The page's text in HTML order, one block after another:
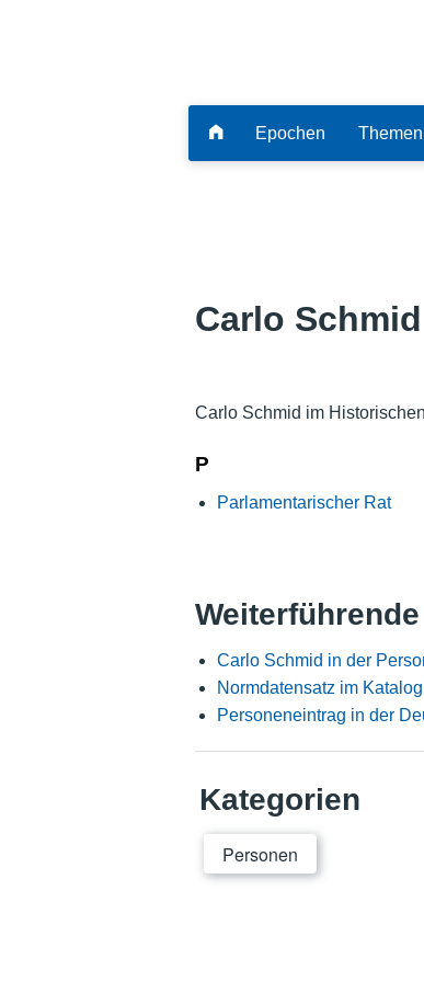
Epochen Themen
Carlo Schmid
Carlo Schmid im
P
Parlamentarischer Rat
Carlo Schmid in der
Normdatensatz im
Personeneintrag in der
Kategorien
Personen